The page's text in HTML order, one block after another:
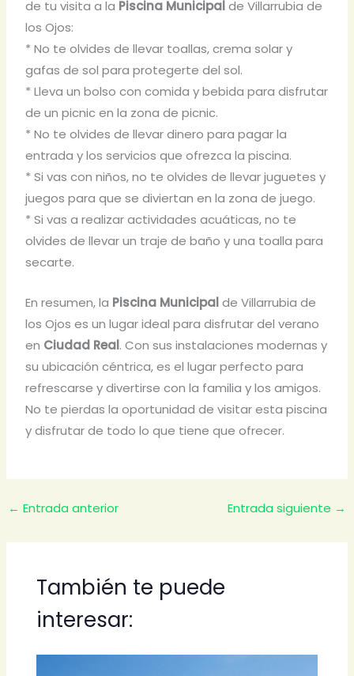
de tu visita a la Piscina Municipalde Villarrubia de
los Ojos:
* No te olvides de llevar toallas, crema solar y
gafas de sol para protegerte del sol.
* Lleva un bolso con comida y bebida para disfrutar
de un picnic en la zona de picnic.
* No te olvides de llevar dinero para pagar la
entrada y los servicios que ofrezca la piscina.
* Si vas con niños, no te olvides de llevar juguetes y
juegos para que se diviertan en la zona de juego.
* Si vas a realizar actividades acuáticas, no te
olvides de llevar un traje de baño y una toalla para
secarte.
En resumen, la Piscina Municipalde Villarrubia de
los Ojos es un lugar ideal para disfrutar del verano
en Ciudad Real. Con sus instalaciones modernas y
su ubicación céntrica, es el lugar perfecto para
refrescarse y divertirse con la familia y los amigos.
No te pierdas la oportunidad de visitar esta piscina
y disfrutar de todo lo que tiene que ofrecer.
← Entrada anterior Entrada siguiente →
También te puede
interesar: